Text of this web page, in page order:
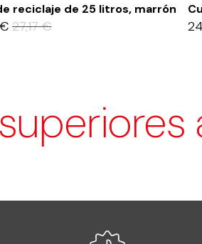
reciclaje de 25 litros, marrón
27,17€
€
a